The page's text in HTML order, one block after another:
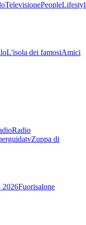
TelevisionePeople
L'isola dei famosiAmici
Radio
Zuppa di
2026Fuorisalone